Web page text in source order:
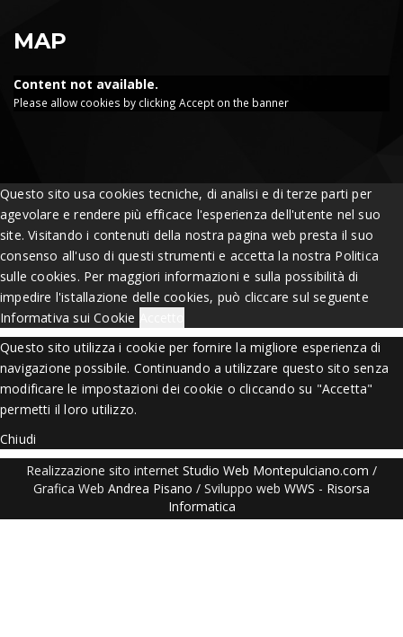
MAP
Content not available.
Please allow cookies by clicking Accept on the banner
Questo sito usa cookies tecniche, di analisi e di terze parti per
agevolare e rendere più efficace l'esperienza dell'utente nel suo
site. Visitando i contenuti della nostra pagina web presta il suo
consenso all'uso di questi strumenti e accetta la nostra Politica
sulle cookies. Per maggiori informazioni e sulla possibilità di
impedire l'istallazione delle cookies, può cliccare sul seguente
Informativa sui Cookie
Questo sito utilizza i cookie per fornire la migliore esperienza di
navigazione possibile. Continuando a utilizzare questo sito senza
modificare le impostazioni dei cookie o cliccando su "Accetta"
permetti il loro utilizzo.
Chiudi
Realizzazione sito internet Studio Web Montepulciano.com /
Grafica Web Andrea Pisano / Sviluppo web WWS - Risorsa
Informatica